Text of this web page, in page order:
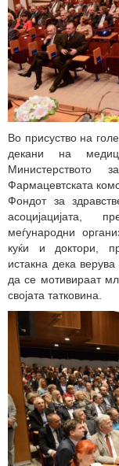
Во присуство на
декани на
Министерството
Фармацевтската
Фондот за
асоцијацијата,
меѓународни
куќи и доктори,
истакна дека
да се мотивираат
својата татковина.